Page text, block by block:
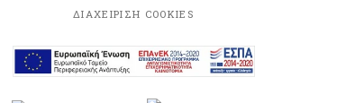
ΔΙΑΧΕΙΡΙΣΗ COOKIES